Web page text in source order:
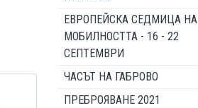
ЕВРОПЕЙСКА СЕДМИЦА НА
МОБИЛНОСТТА - 16 - 22
СЕПТЕМВРИ
ЧАСЪТ НА ГАБРОВО
ПРЕБРОЯВАНЕ 2021